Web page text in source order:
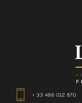
+ 33 486 012 870